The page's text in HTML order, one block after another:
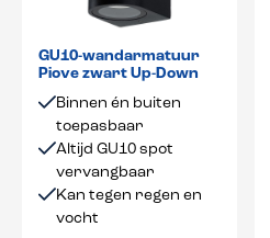
GU10-wandarmatuur
Piove zwart Up-Down
Binnen én buiten
toepasbaar
Altijd GU10 spot
vervangbaar
Kan tegen regen en
vocht